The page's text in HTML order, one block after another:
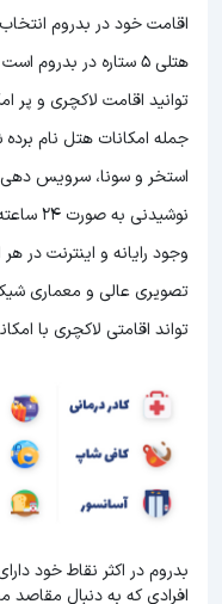
اقامت خود در بدروم
هتلی 5 ستاره در بدروم است و با توجه به 5 ستاره بودن این هتل
توانید اقامت لاکچری و پر
جمله امکانات هتل نام
استخر و سونا، سرویس دهی
وجود رایانه و اینترنت در
تصویری عالی و معماری
تواند اقامتی لاکچری با
بدروم در اکثر نقاط خود
افرادی که به دنبال مقاصد